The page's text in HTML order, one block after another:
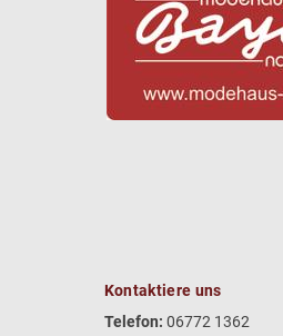
Kontaktiere uns
Telefon: 06772 1362